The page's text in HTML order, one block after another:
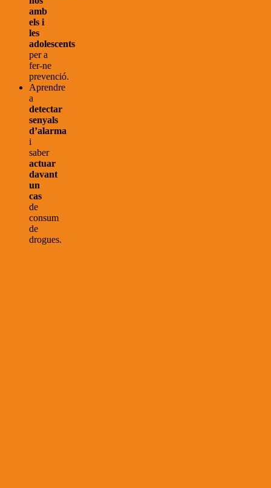
amb
els i
les
adolescents
per a
fer-ne
prevenció.
Aprendre
a
detectar
senyals
d’alarma
i
saber
actuar
davant
un
cas
de
consum
de
drogues.